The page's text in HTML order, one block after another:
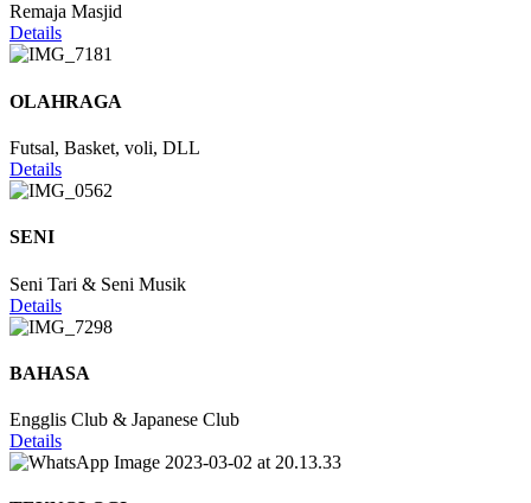
Remaja Masjid
Details
OLAHRAGA
Futsal, Basket, voli, DLL
Details
SENI
Seni Tari & Seni Musik
Details
BAHASA
Engglis Club & Japanese Club
Details